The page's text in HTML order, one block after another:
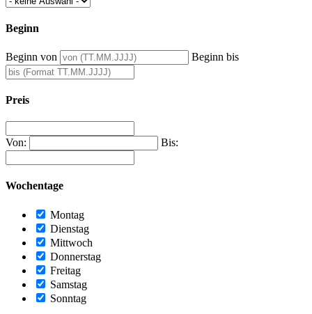
Beginn
Beginn von Beginn bis
Preis
Von: Bis:
Wochentage
Montag
Dienstag
Mittwoch
Donnerstag
Freitag
Samstag
Sonntag